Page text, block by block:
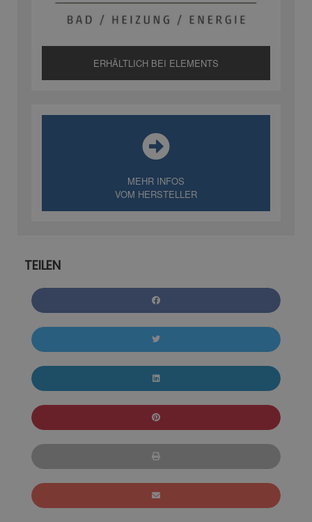
ERHÄLTLICH BEI ELEMENTS
MEHR INFOS
VOM HERSTELLER
TEILEN